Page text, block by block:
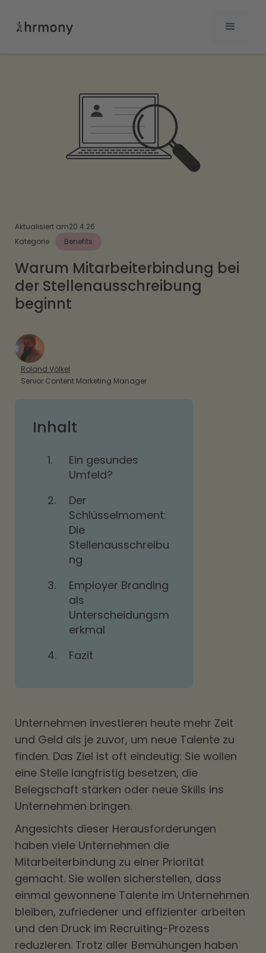
Aktualisiert am20.4.26
Kategorie
Benefits
Warum Mitarbeiterbindung bei
der Stellenausschreibung
beginnt
Roland Völkel
Senior Content Marketing Manager
Inhalt
1.
Ein gesundes
Umfeld?
2.
Der
Schlüsselmoment:
Die
Stellenausschreibu
ng
3.
Employer Branding
als
Unterscheidungsm
erkmal
4.
Fazit
Unternehmen investieren heute mehr Zeit
und Geld als je zuvor, um neue Talente zu
finden. Das Ziel ist oft eindeutig: Sie wollen
eine Stelle langfristig besetzen, die
Belegschaft stärken oder neue Skills ins
Unternehmen bringen.
Angesichts dieser Herausforderungen
haben viele Unternehmen die
Mitarbeiterbindung zu einer Priorität
gemacht. Sie wollen sicherstellen, dass
einmal gewonnene Talente im Unternehmen
bleiben, zufriedener und effizienter arbeiten
und den Druck im Recruiting-Prozess
reduzieren. Trotz aller Bemühungen haben